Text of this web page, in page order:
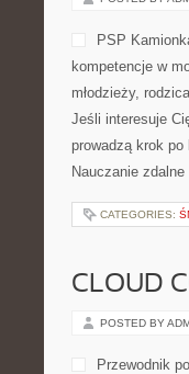
PSP
kompetencje w
młodzieży,
Jeśli interesuje
prowadzą krok
Nauczanie
CATEGORIES:
CLOUD
POSTED BY
Przewodnik